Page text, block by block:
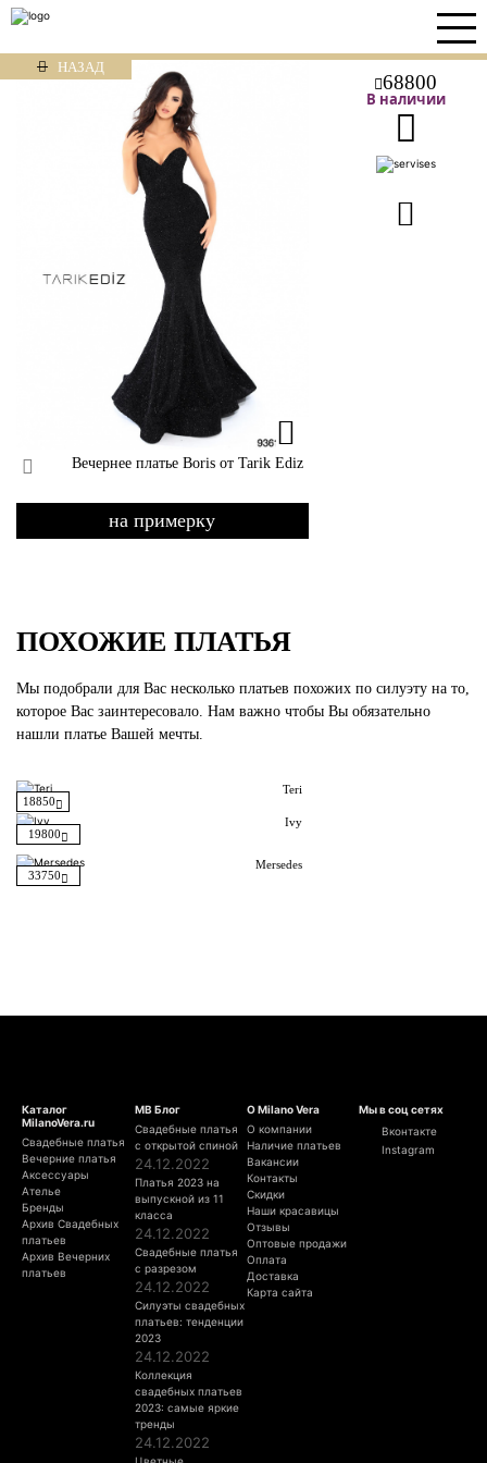
НАЗАД
68800
В наличии
Вечернее платье Boris от Tarik Ediz
на примерку
ПОХОЖИЕ ПЛАТЬЯ
Мы подобрали для Вас несколько платьев похожих по силуэту на то,
которое Вас заинтересовало. Нам важно чтобы Вы обязательно
нашли платье Вашей мечты.
18850
Teri
19800
Ivy
33750
Mersedes
Каталог
MilanoVera.ru
Свадебные платья
Вечерние платья
Аксессуары
Ателье
Бренды
Архив Свадебных
платьев
Архив Вечерних
платьев
МВ Блог
Свадебные платья
с открытой спиной
24.12.2022
Платья 2023 на
выпускной из 11
класса
24.12.2022
Свадебные платья
с разрезом
24.12.2022
Силуэты свадебных
платьев: тенденции
2023
24.12.2022
Коллекция
свадебных платьев
2023: самые яркие
тренды
24.12.2022
О Milano Vera
О компании
Наличие платьев
Вакансии
Контакты
Скидки
Наши красавицы
Отзывы
Оптовые продажи
Оплата
Доставка
Карта сайта
Мы в соц сетях
Вконтакте
Instagram